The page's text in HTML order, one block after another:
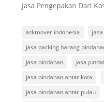
Jasa Pengepakan Dari
askmover indonesia
jasa packing barang
jasa pindahan
jasa
jasa pindahan antar kota
jasa pindahan antar pulau